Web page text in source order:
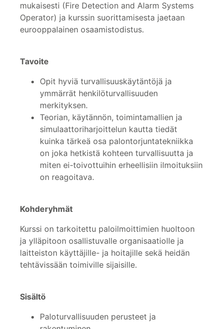
mukaisesti (Fire Detection and Alarm Systems
Operator) ja kurssin suorittamisesta jaetaan
eurooppalainen osaamistodistus.
Tavoite
Opit hyviä turvallisuuskäytäntöjä ja
ymmärrät henkilöturvallisuuden
merkityksen.
Teorian, käytännön, toimintamallien ja
simulaattoriharjoittelun kautta tiedät
kuinka tärkeä osa palontorjuntatekniikka
on joka hetkistä kohteen turvallisuutta ja
miten ei-toivottuihin erheellisiin ilmoituksiin
on reagoitava.
Kohderyhmät
Kurssi on tarkoitettu paloilmoittimien huoltoon
ja ylläpitoon osallistuvalle organisaatiolle ja
laitteiston käyttäjille- ja hoitajille sekä heidän
tehtävissään toimiville sijaisille.
Sisältö
Paloturvallisuuden perusteet ja